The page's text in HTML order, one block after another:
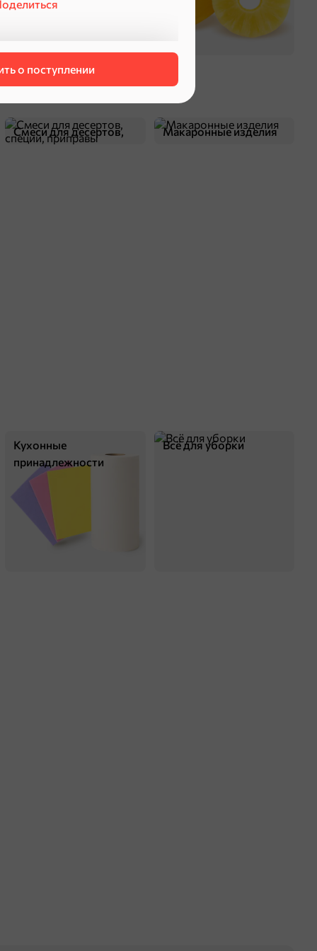
о поступлении
Смеси для десертов,
специи, приправы
Макаронные изделия
Кухонные
принадлежности
Всё для уборки